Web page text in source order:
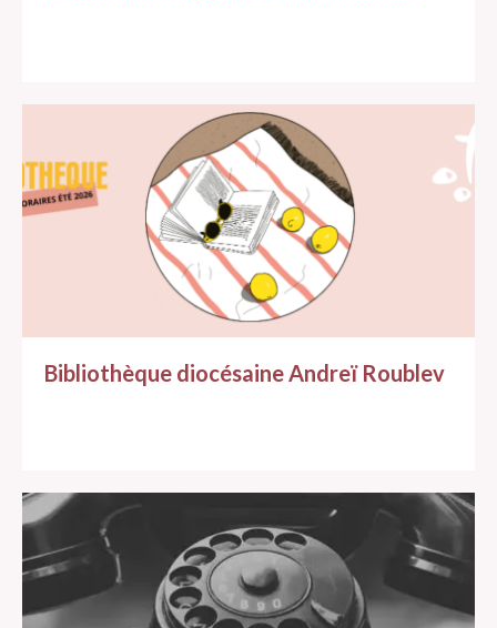
Bibliothèque diocésaine Andreï Roublev